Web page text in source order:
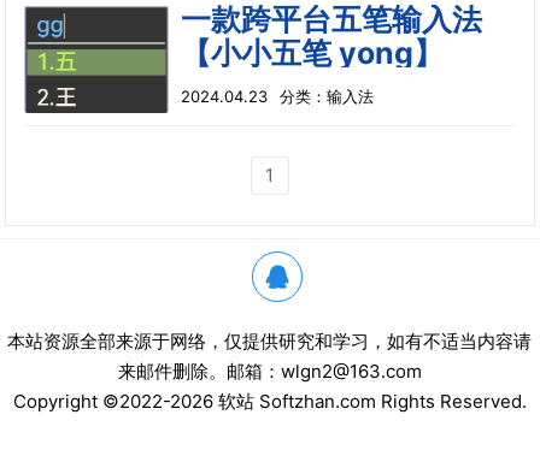
一款跨平台五笔输入法
【小小五笔 yong】
2024.04.23 分类：输入法
1

本站资源全部来源于网络，仅提供研究和学习，如有不适当内容请
来邮件删除。邮箱：wlgn2@163.com
Copyright ©2022-2026 软站 Softzhan.com Rights Reserved.